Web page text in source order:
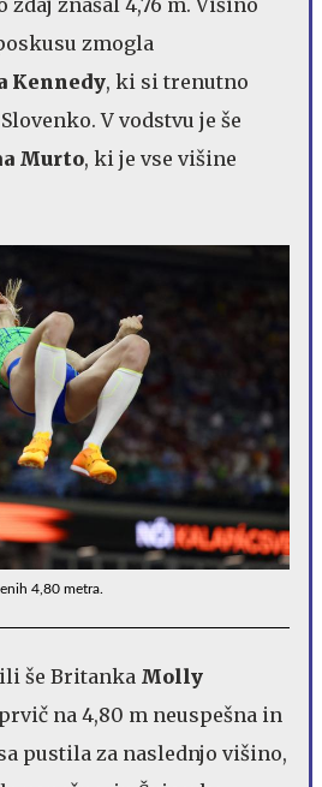
zmogla
Kennedy, ki si trenutno
V vodstvu je še
Murto, ki je vse višine
4,80 metra.
še Britanka Molly
na 4,80 m neuspešna in
pustila za naslednjo višino,